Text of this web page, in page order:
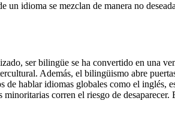
un idioma se mezclan de manera no
ser bilingüe se ha convertido en una
Además, el bilingüismo abre
de hablar idiomas globales como el
corren el riesgo de